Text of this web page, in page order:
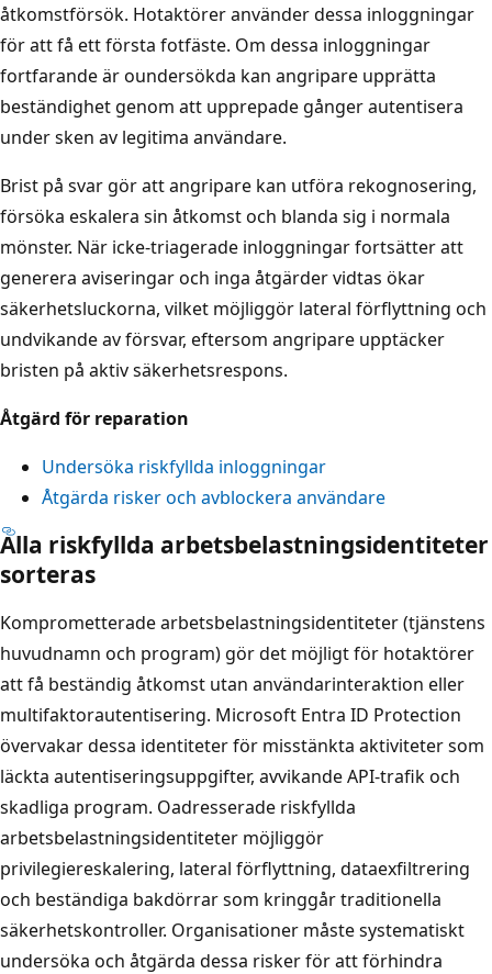
åtkomstförsök. Hotaktörer använder dessa inloggningar
för att få ett första fotfäste. Om dessa inloggningar
fortfarande är oundersökda kan angripare upprätta
beständighet genom att upprepade gånger autentisera
under sken av legitima användare.
Brist på svar gör att angripare kan utföra rekognosering,
försöka eskalera sin åtkomst och blanda sig i normala
mönster. När icke-triagerade inloggningar fortsätter att
generera aviseringar och inga åtgärder vidtas ökar
säkerhetsluckorna, vilket möjliggör lateral förflyttning och
undvikande av försvar, eftersom angripare upptäcker
bristen på aktiv säkerhetsrespons.
Åtgärd för reparation
Undersöka riskfyllda inloggningar
Åtgärda risker och avblockera användare
Alla riskfyllda arbetsbelastningsidentiteter
sorteras
Komprometterade arbetsbelastningsidentiteter (tjänstens
huvudnamn och program) gör det möjligt för hotaktörer
att få beständig åtkomst utan användarinteraktion eller
multifaktorautentisering. Microsoft Entra ID Protection
övervakar dessa identiteter för misstänkta aktiviteter som
läckta autentiseringsuppgifter, avvikande API-trafik och
skadliga program. Oadresserade riskfyllda
arbetsbelastningsidentiteter möjliggör
privilegiereskalering, lateral förflyttning, dataexfiltrering
och beständiga bakdörrar som kringgår traditionella
säkerhetskontroller. Organisationer måste systematiskt
undersöka och åtgärda dessa risker för att förhindra